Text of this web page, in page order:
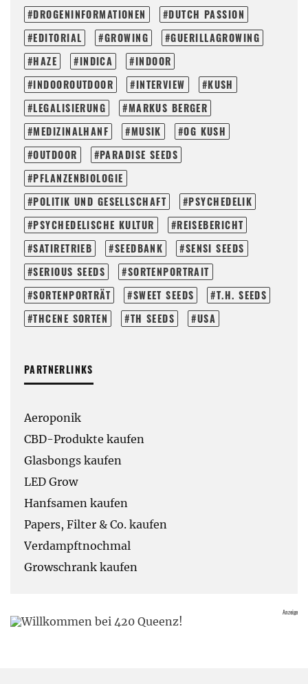
DROGENINFORMATIONEN
DUTCH PASSION
EDITORIAL
GROWING
GUERILLAGROWING
HAZE
INDICA
INDOOR
INDOOROUTDOOR
INTERVIEW
KUSH
LEGALISIERUNG
MARKUS BERGER
MEDIZINALHANF
MUSIK
OG KUSH
OUTDOOR
PARADISE SEEDS
PFLANZENBIOLOGIE
POLITIK UND GESELLSCHAFT
PSYCHEDELIK
PSYCHEDELISCHE KULTUR
REISEBERICHT
SATIRETRIEB
SEEDBANK
SENSI SEEDS
SERIOUS SEEDS
SORTENPORTRAIT
SORTENPORTRÄT
SWEET SEEDS
T.H. SEEDS
THCENE SORTEN
TH SEEDS USA
PARTNERLINKS
Aeroponik
CBD-Produkte kaufen
Glasbongs kaufen
LED Grow
Hanfsamen kaufen
Papers, Filter & Co. kaufen
Verdampftnochmal
Growschrank kaufen